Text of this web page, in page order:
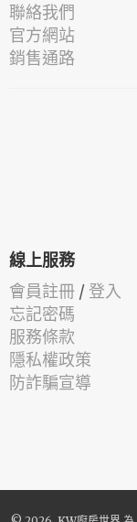
聯絡我們
官方網站
銷售通路
線上服務
會員註冊 / 登入
忘記密碼
服務條款
隱私權政策
防詐騙宣導